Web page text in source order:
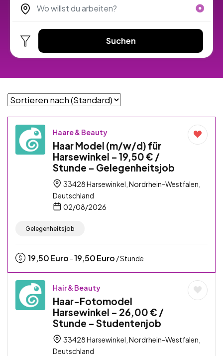
Suchen
Haare & Beauty
Haar Model (m/w/d) für
Harsewinkel – 19,50 € /
Stunde – Gelegenheitsjob
33428 Harsewinkel, Nordrhein-Westfalen,
Deutschland
02/08/2026
Gelegenheitsjob
19,50Euro -19,50Euro / Stunde
Hair & Beauty
Haar-Fotomodel
Harsewinkel – 26,00 € /
Stunde – Studentenjob
33428 Harsewinkel, Nordrhein-Westfalen,
Deutschland